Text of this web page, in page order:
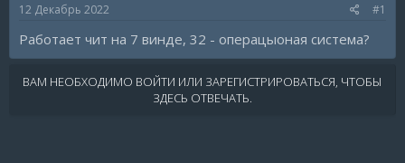
м
а
а
12 Декабрь 2022 #1
Работает чит на 7 винде, 32 - операцыоная система?
ВАМ НЕОБХОДИМО ВОЙТИ ИЛИ ЗАРЕГИСТРИРОВАТЬСЯ, ЧТОБЫ
ЗДЕСЬ ОТВЕЧАТЬ.